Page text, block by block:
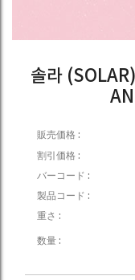
솔라
販売価格 :
割引価格 :
バーコード :
製品コード :
重さ :
数量 :